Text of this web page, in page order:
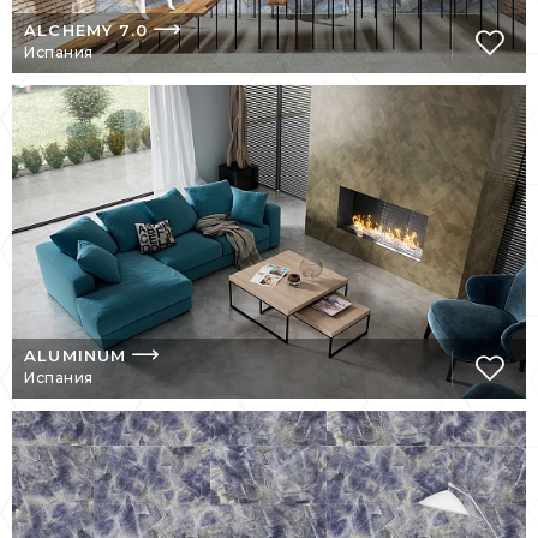
эстетический уровень.
Дизайн, технологии, экологичность – таков
девиз этой замечательной фабрики.
ALCHEMY 7.0
Испания
ALUMINUM
Испания